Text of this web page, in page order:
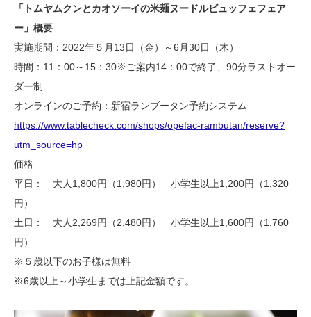
「トムヤムクンとカオソーイの米麺ヌードルビュッフェフェア
ー」概要
実施期間：2022年５月13日（金）～6月30日（木）
時間：11：00～15：30※ご案内14：00で終了、90分ラストオー
ダー制
オンラインのご予約：新宿ランブータン予約システム
https://www.tablecheck.com/shops/opefac-rambutan/reserve?
utm_source=hp
価格
平日： 大人1,800円（1,980円） 小学生以上1,200円（1,320
円）
土日： 大人2,269円（2,480円） 小学生以上1,600円（1,760
円）
※５歳以下のお子様は無料
※6歳以上～小学生までは上記金額です。